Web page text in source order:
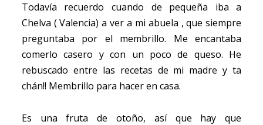
Todavía recuerdo cuando de pequeña iba a
Chelva ( Valencia) a ver a mi abuela , que siempre
preguntaba por el membrillo. Me encantaba
comerlo casero y con un poco de queso. He
rebuscado entre las recetas de mi madre y ta
chán!! Membrillo para hacer en casa.
Es una fruta de otoño, así que hay que